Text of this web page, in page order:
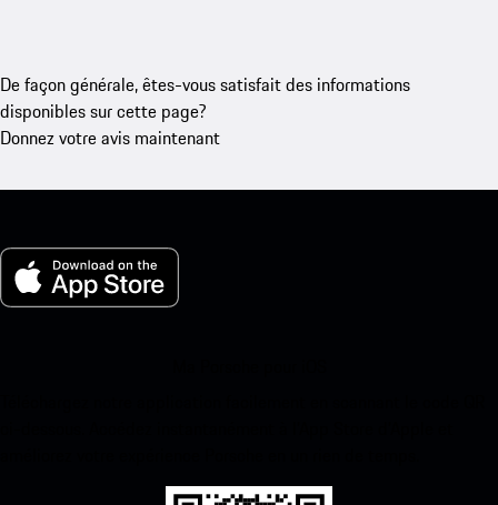
De façon générale, êtes-vous satisfait des informations
disponibles sur cette page?
Donnez votre avis maintenant